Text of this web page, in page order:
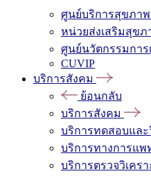
ศูนย์บริการสุขภา
หน่วยส่งเสริมสุขภ
ศูนย์นวัตกรรมการ
CUVIP
บริการสังคม
ย้อนกลับ
บริการสังคม
บริการทดสอบและ
บริการทางการแพ
บริการตรวจวิเคร